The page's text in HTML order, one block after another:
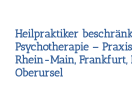
Heilpraktiker
Psychotherapie –
Rhein-Main, Frankfurt,
Oberursel